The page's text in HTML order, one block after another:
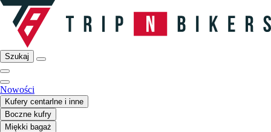
Szukaj
Nowości
Kufery centarlne i inne
Boczne kufry
Miękki bagaż